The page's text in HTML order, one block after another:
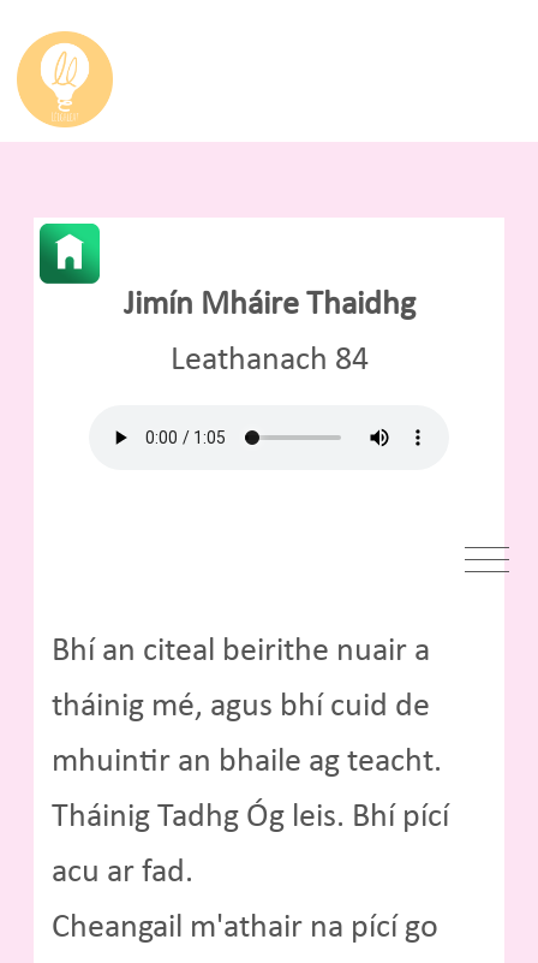
Jimín Mháire Thaidhg
Leathanach 84
Bhí an citeal beirithe nuair a
tháinig mé, agus bhí cuid de
mhuintir an bhaile ag teacht.
Tháinig Tadhg Óg leis. Bhí pící
acu ar fad.
Cheangail m'athair na pící go